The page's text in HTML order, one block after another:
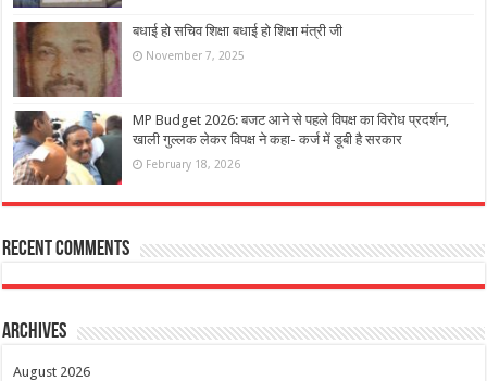
बधाई हो सचिव शिक्षा बधाई हो शिक्षा मंत्री जी
November 7, 2025
MP Budget 2026: बजट आने से पहले विपक्ष का विरोध प्रदर्शन,
खाली गुल्लक लेकर विपक्ष ने कहा- कर्ज में डूबी है सरकार
February 18, 2026
Recent Comments
Archives
August 2026